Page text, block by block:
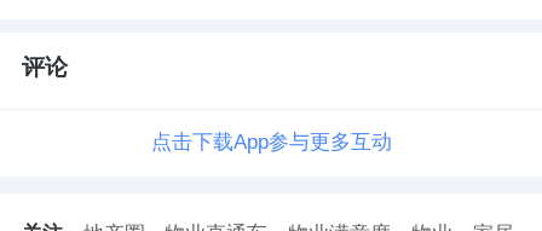
评论
点击下载App参与更多互动